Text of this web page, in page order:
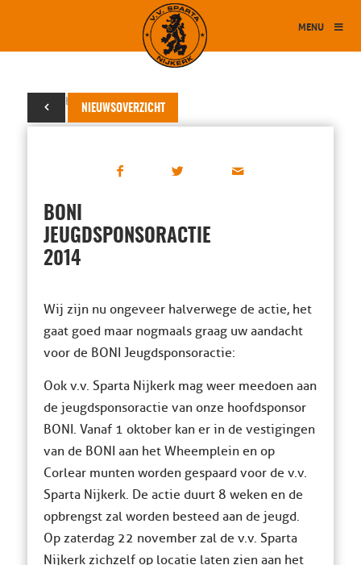
MENU
NIEUWSOVERZICHT
30 oktober 2014
BONI
JEUGDSPONSORACTIE
2014
Wij zijn nu ongeveer halverwege de actie, het
gaat goed maar nogmaals graag uw aandacht
voor de BONI Jeugdsponsoractie:
Ook v.v. Sparta Nijkerk mag weer meedoen aan
de jeugdsponsoractie van onze hoofdsponsor
BONI. Vanaf 1 oktober kan er in de vestigingen
van de BONI aan het Wheemplein en op
Corlear munten worden gespaard voor de v.v.
Sparta Nijkerk. De actie duurt 8 weken en de
opbrengst zal worden besteed aan de jeugd.
Op zaterdag 22 november zal de v.v. Sparta
Nijkerk zichzelf op locatie laten zien aan het